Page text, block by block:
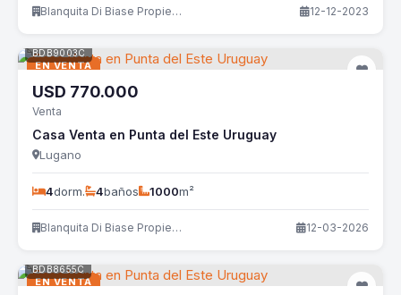
Blanquita Di Biase Propiedades 12-12-2023
EN VENTA
BDB9003C
USD 770.000
Venta
Casa Venta en Punta del Este Uruguay
Lugano
4dorm. 4baños 1000m²
Blanquita Di Biase Propiedades 12-03-2026
EN VENTA
BDB8655C